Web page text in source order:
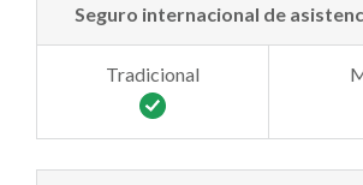
Seguro internacional de